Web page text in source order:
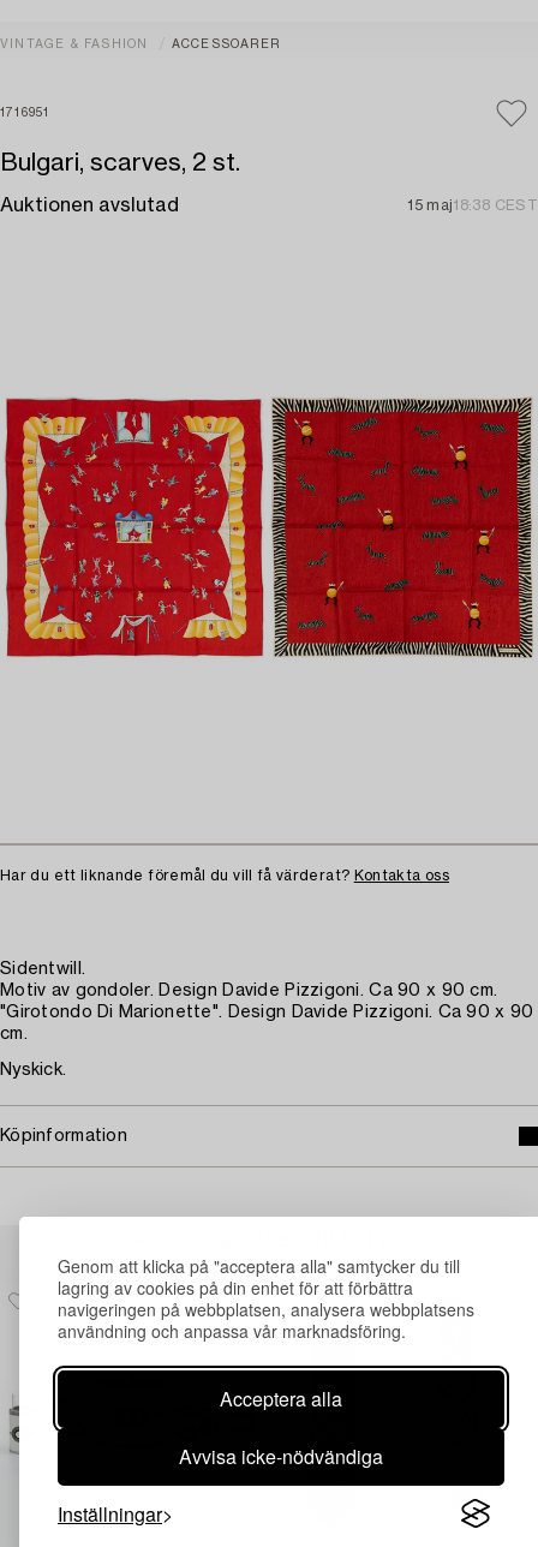
Genom att klicka på "acceptera alla" samtycker du till
lagring av cookies på din enhet för att förbättra
navigeringen på webbplatsen, analysera webbplatsens
användning och anpassa vår marknadsföring.
Acceptera alla
Avvisa icke-nödvändiga
Inställningar
VINTAGE & FASHION ACCESSOARER
1716951
Bulgari, scarves, 2 st.
Auktionen avslutad 15 maj18:38 CEST
Har du ett liknande föremål du vill få värderat? Kontakta oss
Sidentwill.
Motiv av gondoler. Design Davide Pizzigoni. Ca 90 x 90 cm.
"Girotondo Di Marionette". Design Davide Pizzigoni. Ca 90 x 90
cm.
Nyskick.
Köpinformation